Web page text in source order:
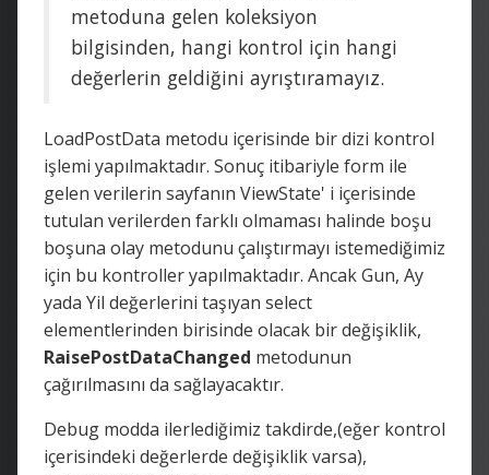
metoduna gelen koleksiyon
bilgisinden, hangi kontrol için hangi
değerlerin geldiğini ayrıştıramayız.
LoadPostData metodu içerisinde bir dizi kontrol
işlemi yapılmaktadır. Sonuç itibariyle form ile
gelen verilerin sayfanın ViewState' i içerisinde
tutulan verilerden farklı olmaması halinde boşu
boşuna olay metodunu çalıştırmayı istemediğimiz
için bu kontroller yapılmaktadır. Ancak Gun, Ay
yada Yil değerlerini taşıyan select
elementlerinden birisinde olacak bir değişiklik,
RaisePostDataChanged metodunun
çağırılmasını da sağlayacaktır.
Debug modda ilerlediğimiz takdirde,(eğer kontrol
içerisindeki değerlerde değişiklik varsa),